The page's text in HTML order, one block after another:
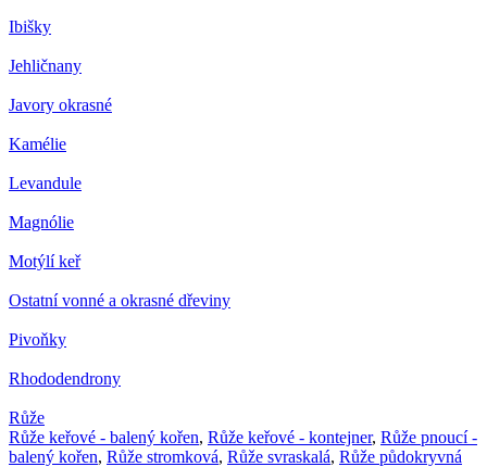
Ibišky
Jehličnany
Javory okrasné
Kamélie
Levandule
Magnólie
Motýlí keř
Ostatní vonné a okrasné dřeviny
Pivoňky
Rhododendrony
Růže
Růže keřové - balený kořen, Růže keřové - kontejner, Růže pnoucí -
balený kořen, Růže stromková, Růže svraskalá, Růže půdokryvná